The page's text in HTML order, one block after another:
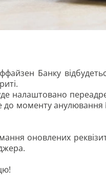
Банку
налаштовано
до моменту
оновлених